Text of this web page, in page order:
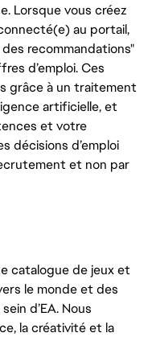
Lorsque vous créez
au portail,
recommandations"
d’emploi. Ces
grâce à un traitement
artificielle, et
et votre
décisions d’emploi
et non par
catalogue de jeux et
le monde et des
d’EA. Nous
la créativité et la